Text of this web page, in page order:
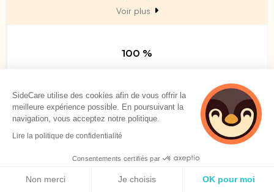
Voir plus
100 %
Décès / PTIA toutes causes en % du Salaire Annuel Brut
(majoration par enfant à charge)
Voir plus
SideCare utilise des cookies afin de vous offrir la
meilleure expérience possible. En poursuivant la
navigation, vous acceptez notre politique.
Lire la politique de confidentialité
Consentements certifiés par
Non merci Je choisis OK pour moi